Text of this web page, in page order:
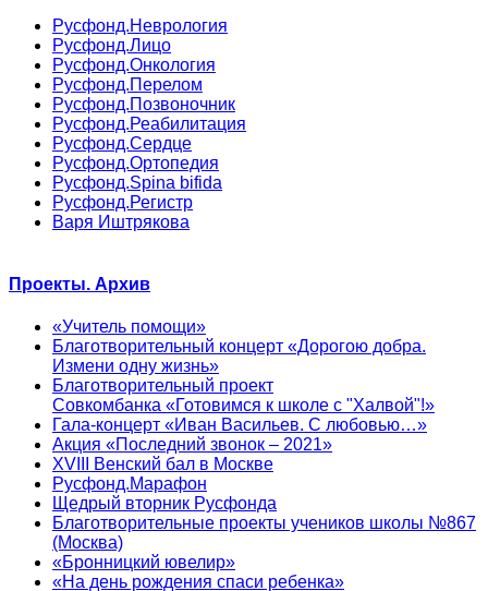
Русфонд.Неврология
Русфонд.Лицо
Русфонд.Онкология
Русфонд.Перелом
Русфонд.Позвоночник
Русфонд.Реабилитация
Русфонд.Сердце
Русфонд.Ортопедия
Русфонд.Spina bifida
Русфонд.Регистр
Варя Иштрякова
Проекты. Архив
«Учитель помощи»
Благотворительный концерт «Дорогою добра.
Измени одну жизнь»
Благотворительный проект
Совкомбанка «Готовимся к школе с "Халвой"!»
Гала-концерт «Иван Васильев. С любовью…»
Акция «Последний звонок – 2021»
XVIII Венский бал в Москве
Русфонд.Марафон
Щедрый вторник Русфонда
Благотворительные проекты учеников школы №867
(Москва)
«Бронницкий ювелир»
«На день рождения спаси ребенка»